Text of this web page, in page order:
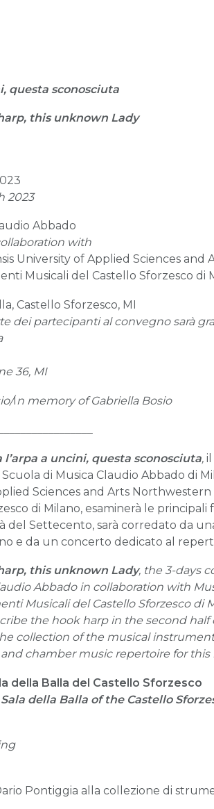
questa sconosciuta
this unknown Lady
2023
Abbado
with
University of Applied Sciences
Musicali del Castello Sforzesco di
Castello Sforzesco, MI
dei partecipanti al convegno sarà
36, MI
In memory of Gabriella Bosio
l’arpa a uncini, questa sconosciuta,
Scuola di Musica Claudio Abbado di
Sciences and Arts
di Milano, esaminerà le
del Settecento, sarà corredato da
e da un concerto dedicato al
this unknown Lady, the 3-days
Abbado in collaboration with
Musicali del Castello Sforzesco
the hook harp in the second
collection of the musical
chamber music repertoire for
della Balla del Castello Sforzesco
della Balla of the Castello
Pontiggia alla collezione di